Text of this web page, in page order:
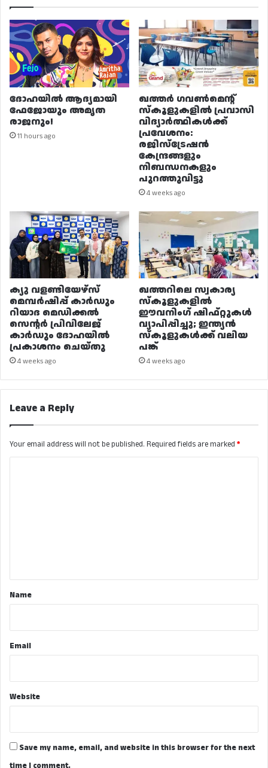
ദോഹയിൽ ആദ്യമായി
ഫേജോയും അമൃത
രാജനും!
11 hours ago
ഖത്തർ ഗവൺമെന്റ്
സ്കൂളുകളിൽ പ്രവാസി
വിദ്യാർത്ഥികൾക്ക്
പ്രവേശനം:
രജിസ്ട്രേഷൻ
കേന്ദ്രങ്ങളും
നിബന്ധനകളും
പുറത്തുവിട്ടു
4 weeks ago
ക്യു വളണ്ടിയേഴ്‌സ്
മെമ്പർഷിപ്പ് കാർഡും
റിയാദ മെഡിക്കൽ
സെന്റർ പ്രിവിലേജ്
കാർഡും ദോഹയിൽ
പ്രകാശനം ചെയ്തു
4 weeks ago
ഖത്തറിലെ സ്വകാര്യ
സ്കൂളുകളിൽ
ഈവനിംഗ് ഷിഫ്റ്റുകൾ
വ്യാപിപ്പിച്ചു; ഇന്ത്യൻ
സ്കൂളുകൾക്ക് വലിയ
പങ്ക്
4 weeks ago
Leave a Reply
Your email address will not be published. Required fields are marked *
*Name
Email
Website
Save my name, email, and website in this browser for the next
time I comment.